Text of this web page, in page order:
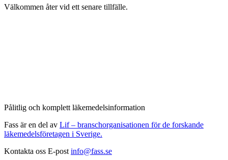
Välkommen åter vid ett senare tillfälle.
Pålitlig och komplett läkemedelsinformation
Fass är en del av Lif – branschorganisationen för de forskande
läkemedelsföretagen i Sverige.
Kontakta oss E-post info@fass.se